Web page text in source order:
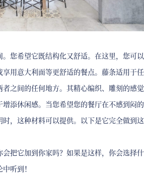
您希望它既结构化又舒适。在这里，您可以
用意大利面等更舒适的餐点。藤条适用于任
之间的任何地方。其精心编织、雕刻的感觉
添休闲感。当您希望您的餐厅在不感到闷的
，这种材料可以提供。以下是它完全做到这
把它加到你家吗？如果是这样，你会选择什
听到！